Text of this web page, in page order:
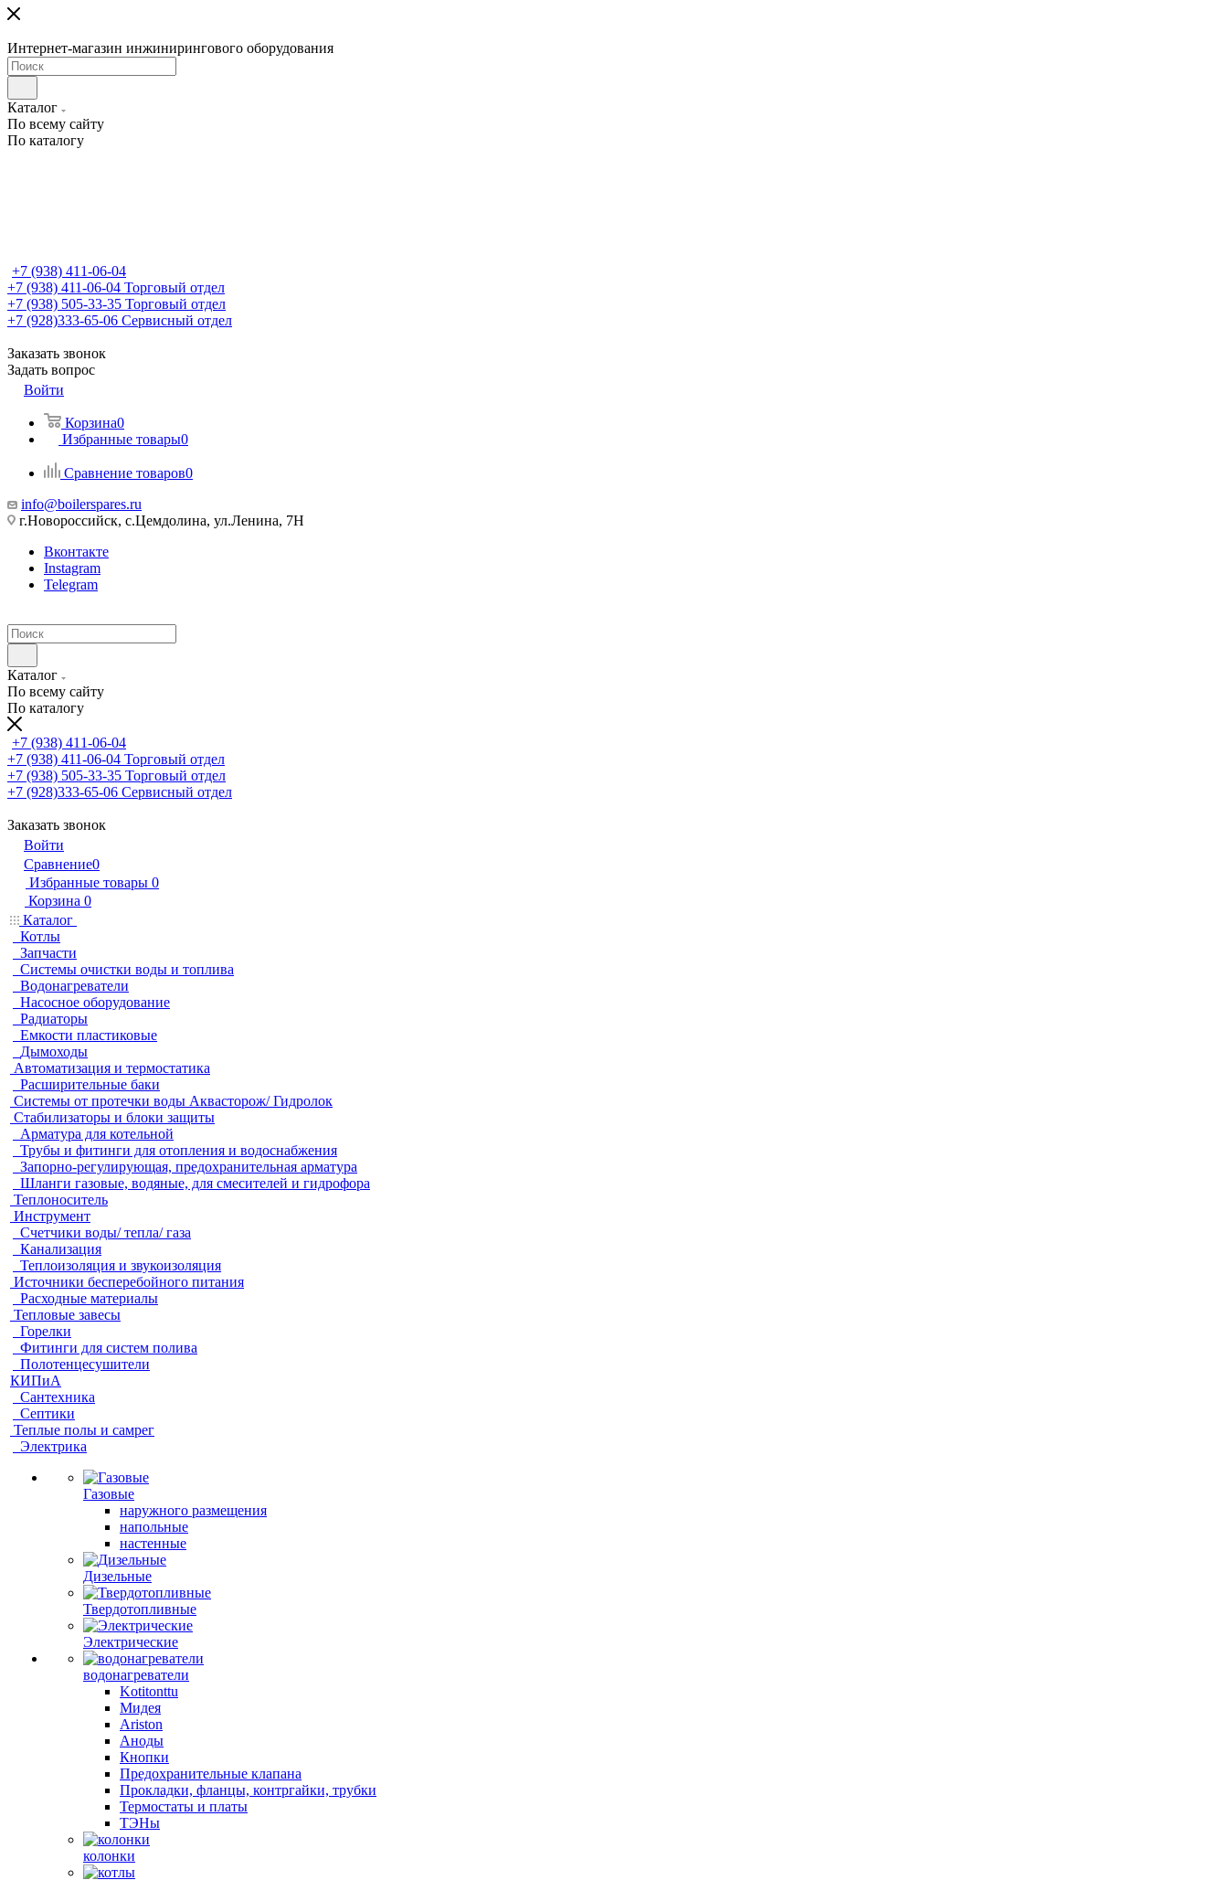
Интернет-магазин инжинирингового оборудования
Каталог
По всему сайту
По каталогу
+7 (938) 411-06-04
+7 (938) 411-06-04 Торговый отдел
+7 (938) 505-33-35 Торговый отдел
+7 (928)333-65-06 Сервисный отдел
Заказать звонок
Задать вопрос
Войти
Корзина0
Избранные товары0
Сравнение товаров0
info@boilerspares.ru
г.Новороссийск, с.Цемдолина, ул.Ленина, 7Н
Вконтакте
Instagram
Telegram
Каталог
По всему сайту
По каталогу
+7 (938) 411-06-04
+7 (938) 411-06-04 Торговый отдел
+7 (938) 505-33-35 Торговый отдел
+7 (928)333-65-06 Сервисный отдел
Заказать звонок
Войти
Сравнение0
Избранные товары 0
Корзина 0
Каталог
Котлы
Запчасти
Системы очистки воды и топлива
Водонагреватели
Насосное оборудование
Радиаторы
Емкости пластиковые
Дымоходы
Автоматизация и термостатика
Расширительные баки
Системы от протечки воды Аквасторож/ Гидролок
Стабилизаторы и блоки защиты
Арматура для котельной
Трубы и фитинги для отопления и водоснабжения
Запорно-регулирующая, предохранительная арматура
Шланги газовые, водяные, для смесителей и гидрофора
Теплоноситель
Инструмент
Счетчики воды/ тепла/ газа
Канализация
Теплоизоляция и звукоизоляция
Источники бесперебойного питания
Расходные материалы
Тепловые завесы
Горелки
Фитинги для систем полива
Полотенцесушители
КИПиА
Сантехника
Септики
Теплые полы и самрег
Электрика
Газовые
наружного размещения
напольные
настенные
Дизельные
Твердотопливные
Электрические
водонагреватели
Kotitonttu
Мидея
Ariston
Аноды
Кнопки
Предохранительные клапана
Прокладки, фланцы, контргайки, трубки
Термостаты и платы
ТЭНы
колонки